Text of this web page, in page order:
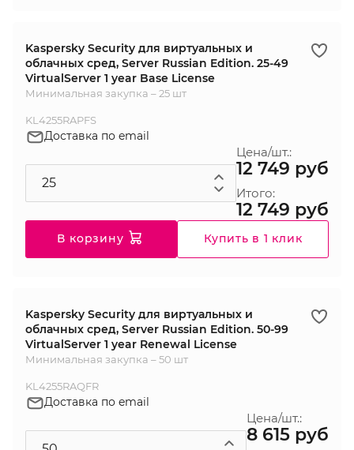
Kaspersky Security для виртуальных и
облачных сред, Server Russian Edition. 25-49
VirtualServer 1 year Base License
Минимальная закупка – 25 шт
KL4255RAPFS
Доставка по email
Цена/шт.:
12 749 руб
Итого:
12 749 руб
В корзину Купить в 1 клик
Kaspersky Security для виртуальных и
облачных сред, Server Russian Edition. 50-99
VirtualServer 1 year Renewal License
Минимальная закупка – 50 шт
KL4255RAQFR
Доставка по email
Цена/шт.:
8 615 руб